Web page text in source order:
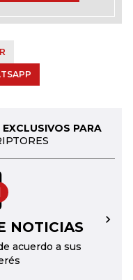
PARA
NOTICIAS
acuerdo a sus
→